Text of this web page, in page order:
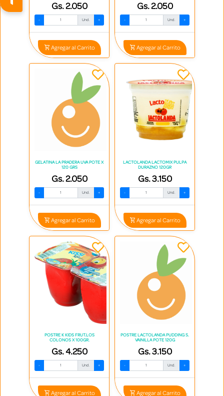
Gs. 2.050
- Und. +
Agregar al Carrito
Gs. 2.050
- Und. +
Agregar al Carrito
GELATINA LA PRADERA UVA POTE X
120 GRS
Gs. 2.050
- Und. +
Agregar al Carrito
LACTOLANDA LACTOMIX PULPA
DURAZNO 120GR
Gs. 3.150
- Und. +
Agregar al Carrito
POSTRE K KIDS FRUT.LOS
COLONOS X 100GR.
Gs. 4.250
- Und. +
Agregar al Carrito
POSTRE LACTOLANDA PUDDING S.
VAINILLA POTE 120G
Gs. 3.150
- Und. +
Agregar al Carrito